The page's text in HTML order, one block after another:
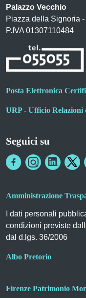
Palazzo Vecchio
Piazza della Signoria
P.IVA 01307110484
Posta Elettronica
URP - Ufficio Relazioni
Seguici su
Amministrazione
I dati personali
condizioni previste
dal d.lgs. 36/2006
Albo Pretorio
Firenze Patrimonio